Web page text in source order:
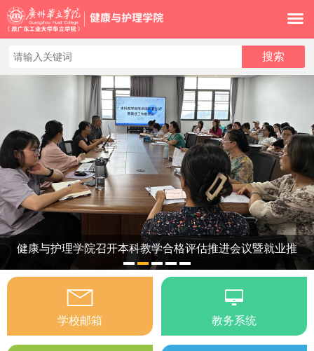
健康与护理学院召开本科教学合格评估推进会议暨就业推
进大会
1 2 3 4 5
学校邮箱 教务系统